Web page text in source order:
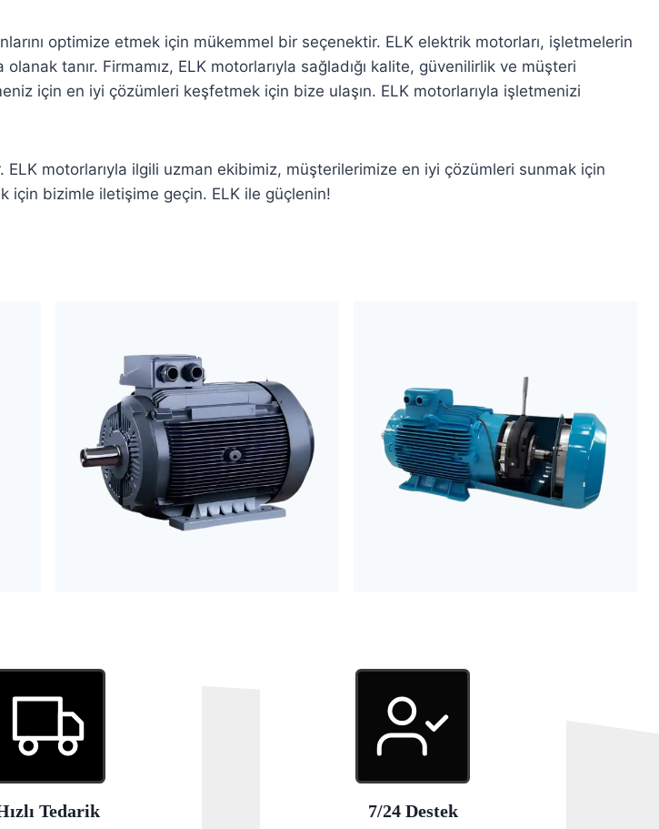
optimize etmek için mükemmel bir seçenektir. ELK elektrik motorları, işletmelerin
tanır. Firmamız, ELK motorlarıyla sağladığı kalite, güvenilirlik ve müşteri
için en iyi çözümleri keşfetmek için bize ulaşın. ELK motorlarıyla işletmenizi
motorlarıyla ilgili uzman ekibimiz, müşterilerimize en iyi çözümleri sunmak için
için bizimle iletişime geçin. ELK ile güçlenin!
Tedarik 7/24 Destek